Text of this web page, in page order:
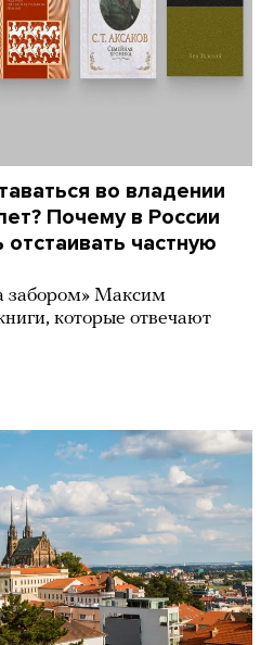
во владении
Почему в России
отстаивать частную
забором» Максим
которые отвечают